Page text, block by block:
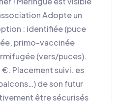
Adopte un
: identifiée (puce
primo-vaccinée
(vers/puces).
€. Placement suivi. es
de son futur
être sécurisés